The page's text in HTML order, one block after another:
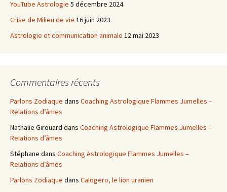
YouTube Astrologie 5 décembre 2024
Crise de Milieu de vie 16 juin 2023
Astrologie et communication animale 12 mai 2023
Commentaires récents
Parlons Zodiaque dans Coaching Astrologique Flammes Jumelles –
Relations d’âmes
Nathalie Girouard dans Coaching Astrologique Flammes Jumelles –
Relations d’âmes
Stéphane dans Coaching Astrologique Flammes Jumelles –
Relations d’âmes
Parlons Zodiaque dans Calogero, le lion uranien